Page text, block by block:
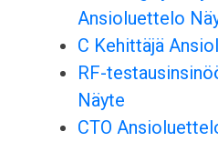
Ansioluettelo
C Kehittäjä
RF-
Näyte
CTO